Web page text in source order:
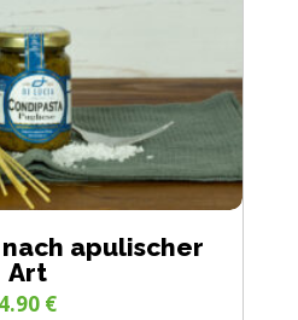
apulischer
Art
4.90 €